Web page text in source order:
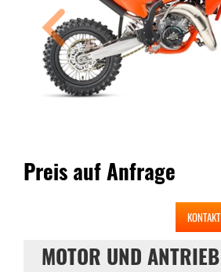
Preis auf Anfrage
KONTAKT
MOTOR UND ANTRIEB